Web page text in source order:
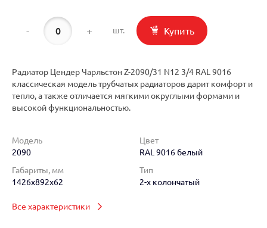
- + шт. Купить
Радиатор Цендер Чарльстон Z-2090/31 N12 3/4 RAL 9016
классическая модель трубчатых радиаторов дарит комфорт и
тепло, а также отличается мягкими округлыми формами и
высокой функциональностью.
Модель
2090
Цвет
RAL 9016 белый
Габариты, мм
1426x892x62
Тип
2-х колончатый
Все характеристики